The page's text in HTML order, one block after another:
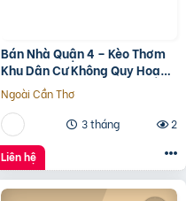
Bán Nhà Quận 4 – Kèo Thơm
Khu Dân Cư Không Quy Hoạch
Cách Mặt Tiền Xóm Chiếu
30M
Ngoài Cần Thơ
3 tháng
2
Liên hệ